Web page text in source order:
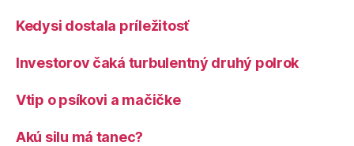
Kedysi dostala príležitosť
Investorov čaká turbulentný druhý polrok
Vtip o psíkovi a mačičke
Akú silu má tanec?